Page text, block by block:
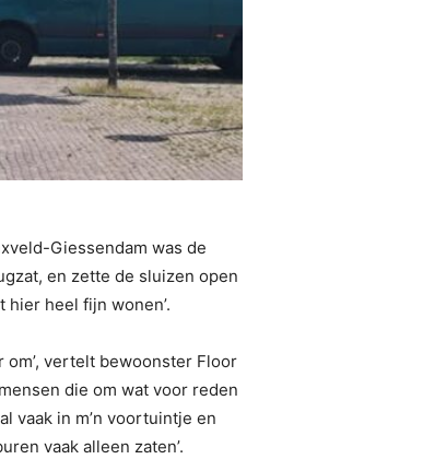
Giessendam was de
en zette de sluizen open
heel fijn wonen’.
vertelt bewoonster Floor
die om wat voor reden
vaak in m’n voortuintje en
vaak alleen zaten’.